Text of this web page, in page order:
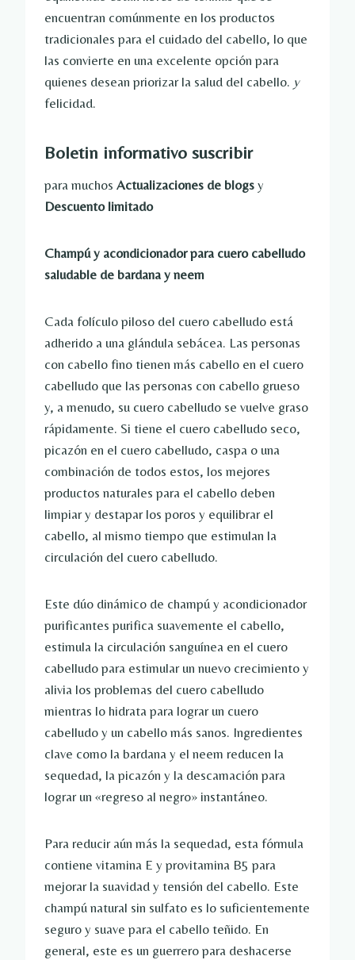
encuentran comúnmente en los productos
tradicionales para el cuidado del cabello, lo que
las convierte en una excelente opción para
quienes desean priorizar la salud del cabello. y
felicidad.
Boletin informativo suscribir
para muchos Actualizaciones de blogs y
Descuento limitado
Champú y acondicionador para cuero cabelludo
saludable de bardana y neem
Cada folículo piloso del cuero cabelludo está
adherido a una glándula sebácea. Las personas
con cabello fino tienen más cabello en el cuero
cabelludo que las personas con cabello grueso
y, a menudo, su cuero cabelludo se vuelve graso
rápidamente. Si tiene el cuero cabelludo seco,
picazón en el cuero cabelludo, caspa o una
combinación de todos estos, los mejores
productos naturales para el cabello deben
limpiar y destapar los poros y equilibrar el
cabello, al mismo tiempo que estimulan la
circulación del cuero cabelludo.
Este dúo dinámico de champú y acondicionador
purificantes purifica suavemente el cabello,
estimula la circulación sanguínea en el cuero
cabelludo para estimular un nuevo crecimiento y
alivia los problemas del cuero cabelludo
mientras lo hidrata para lograr un cuero
cabelludo y un cabello más sanos. Ingredientes
clave como la bardana y el neem reducen la
sequedad, la picazón y la descamación para
lograr un «regreso al negro» instantáneo.
Para reducir aún más la sequedad, esta fórmula
contiene vitamina E y provitamina B5 para
mejorar la suavidad y tensión del cabello. Este
champú natural sin sulfato es lo suficientemente
seguro y suave para el cabello teñido. En
general, este es un guerrero para deshacerse